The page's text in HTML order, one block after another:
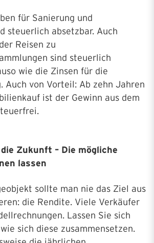
für Sanierung und
steuerlich absetzbar. Auch
Reisen zu
sind steuerlich
wie die Zinsen für die
Auch von Vorteil: Ab zehn Jahren
ist der Gewinn aus dem
Zukunft – Die mögliche
lassen
sollte man nie das Ziel aus
die Rendite. Viele Verkäufer
Lassen Sie sich
sich diese zusammensetzen.